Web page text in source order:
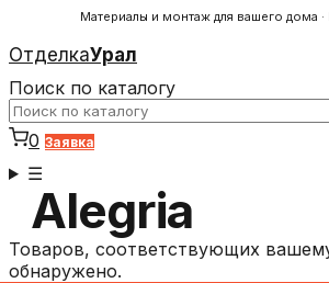
Материалы и монтаж для вашего дома ·
ОтделкаУрал
Поиск по каталогу
0 Заявка
☰
Alegria
Товаров, соответствующих
обнаружено.